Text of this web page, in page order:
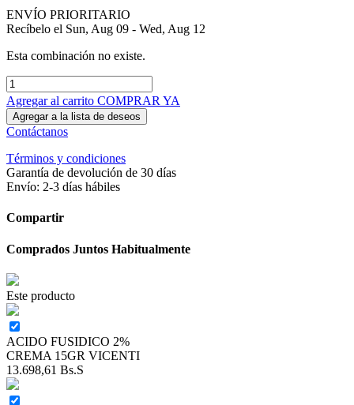
ENVÍO PRIORITARIO
Recíbelo el Sun, Aug 09 - Wed, Aug 12
Esta combinación no existe.
Agregar al carrito COMPRAR YA
Agregar a la lista de deseos
Contáctanos
Términos y condiciones
Garantía de devolución de 30 días
Envío: 2-3 días hábiles
Compartir
Comprados Juntos Habitualmente
Este producto
ACIDO FUSIDICO 2%
CREMA 15GR VICENTI
13.698,61 Bs.S